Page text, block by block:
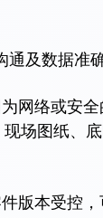
数据准确
络或安全
场图纸、
本受控，